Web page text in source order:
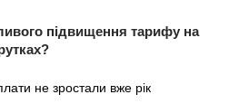
підвищення тарифу на
не зростали вже рік